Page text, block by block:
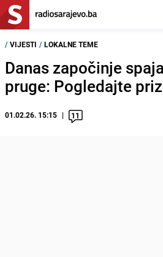
/ VIJESTI / LOKALNE TEME
Danas započinje
pruge: Pogledajte
01.02.26. 15:15 11